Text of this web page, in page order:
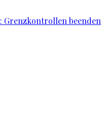
Grenzkontrollen beenden